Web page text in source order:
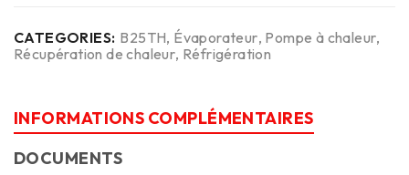
CATEGORIES: B25TH, Évaporateur, Pompe à chaleur,
Récupération de chaleur, Réfrigération
INFORMATIONS COMPLÉMENTAIRES
DOCUMENTS